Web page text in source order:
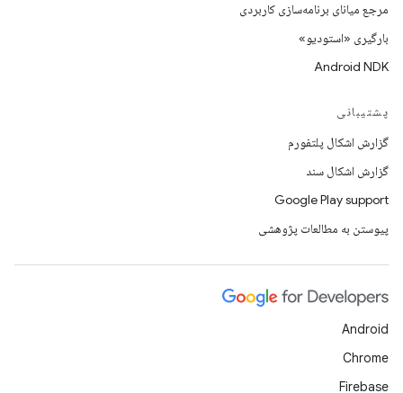
مرجع میانای برنامه‌سازی کاربردی
بارگیری «استودیو»
Android NDK
پشتیبانی
گزارش اشکال پلتفورم
گزارش اشکال سند
Google Play support
پیوستن به مطالعات پژوهشی
Android
Chrome
Firebase